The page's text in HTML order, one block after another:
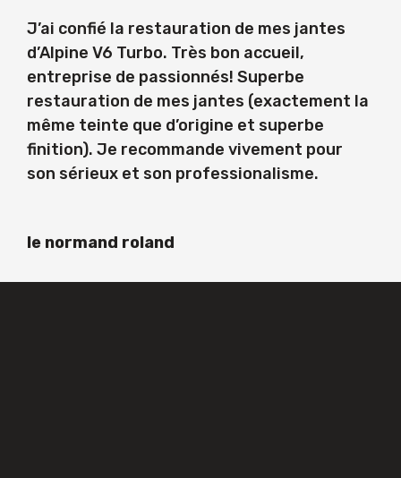
J’ai confié la restauration de mes jantes
d’Alpine V6 Turbo. Très bon accueil,
entreprise de passionnés! Superbe
restauration de mes jantes (exactement la
même teinte que d’origine et superbe
finition). Je recommande vivement pour
son sérieux et son professionalisme.
le normand roland